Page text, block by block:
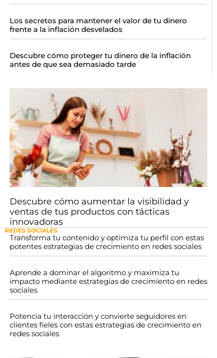
Los secretos para mantener el valor de tu dinero
frente a la inflación desvelados
Descubre cómo proteger tu dinero de la inflación
antes de que sea demasiado tarde
Descubre cómo aumentar la visibilidad y
ventas de tus productos con tácticas
innovadoras
REDES SOCIALES
Transforma tu contenido y optimiza tu perfil con estas
potentes estrategias de crecimiento en redes sociales
Aprende a dominar el algoritmo y maximiza tu
impacto mediante estrategias de crecimiento en redes
sociales
Potencia tu interacción y convierte seguidores en
clientes fieles con estas estrategias de crecimiento en
redes sociales